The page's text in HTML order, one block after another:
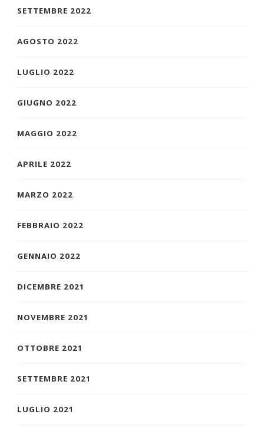
SETTEMBRE 2022
AGOSTO 2022
LUGLIO 2022
GIUGNO 2022
MAGGIO 2022
APRILE 2022
MARZO 2022
FEBBRAIO 2022
GENNAIO 2022
DICEMBRE 2021
NOVEMBRE 2021
OTTOBRE 2021
SETTEMBRE 2021
LUGLIO 2021